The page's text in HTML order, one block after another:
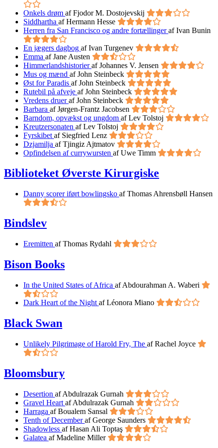
Onkels drøm af Fjodor M. Dostojevskij
Siddhartha af Hermann Hesse
Herren fra San Francisco og andre fortællingeraf Ivan Bunin
En jægers dagbog af Ivan Turgenev
Emma af Jane Austen
Himmerlandshistorieraf Johannes V. Jensen
Mus og mænd af John Steinbeck
Øst for Paradis af John Steinbeck
Rutebil på afveje af John Steinbeck
Vredens drueraf John Steinbeck
Barbara af Jørgen-Frantz Jacobsen
Barndom, opvækst og ungdom af Lev Tolstoj
Kreutzersonaten af Lev Tolstoj
Fyrskibet af Siegfried Lenz
Dzjamilja af Tjingiz Ajtmatov
Opfindelsen af currywursten af Uwe Timm
Biblioteket Øverste Kirurgiske
Danny scorer iført bowlingsko af Thomas Ahrensbøll Hansen
Bindslev
Eremitten af Thomas Rydahl
Bison Books
In the United States of Africa af Abdourahman A. Waberi
Dark Heart of the Night af Léonora Miano
Black Swan
Unlikely Pilgrimage of Harold Fry, The af Rachel Joyce
Bloomsbury
Desertion af Abdulrazak Gurnah
Gravel Heart af Abdulrazak Gurnah
Harraga af Boualem Sansal
Tenth of Decemberaf George Saunders
Shadowless af Hasan Ali Toptaş
Galatea af Madeline Miller